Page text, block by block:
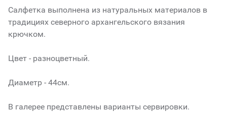
Салфетка выполнена из натуральных материалов в
традициях северного архангельского вязания
крючком.
Цвет - разноцветный.
Диаметр - 44см.
В галерее представлены варианты сервировки.